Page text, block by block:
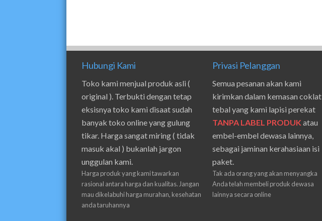
Hubungi Kami
Toko kami menjual produk asli (
original ). Terbukti dengan tetap
eksisnya toko kami disaat sudah
banyak toko online yang gulung
tikar. Harga sangat miring ( tidak
masuk akal ) bukanlah jargon
unggulan kami.
Harga produk yang kami tawarkan
rasional antara harga dan kualitas. Jangan
mau dikelabuhi harga murahan, kesehatan
anda taruhannya
Privasi Pelanggan
Semua pesanan akan kami
kirimkan dalam kemasan coklat
tebal yang kami lapisi perekat
TANPA LABEL PRODUKatau
embel-embel dewasa lainnya,
sebagai jaminan kerahasiaan isi
paket.
Tak ada orang yang akan menyangka
Anda telah membeli produk dewasa
lainnya secara online